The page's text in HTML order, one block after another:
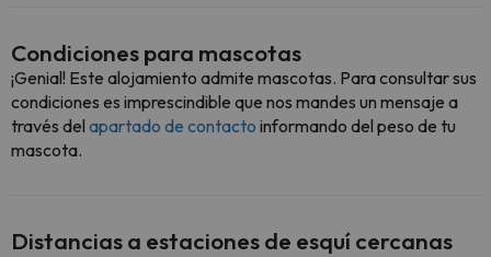
Condiciones para mascotas
¡Genial! Este alojamiento admite mascotas. Para consultar sus
condiciones es imprescindible que nos mandes un mensaje a
través del apartado de contacto informando del peso de tu
mascota.
Distancias a estaciones de esquí cercanas